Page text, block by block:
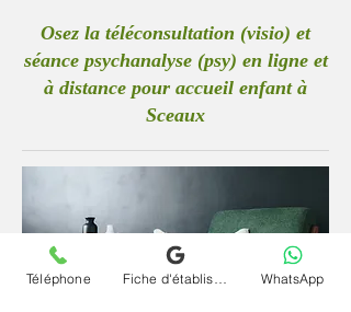
Osez la téléconsultation (visio) et
séance psychanalyse (psy) en ligne et
à distance pour accueil enfant à
Sceaux
Téléphone WhatsApp